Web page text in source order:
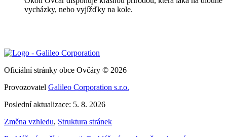
vycházky, nebo vyjížďky na kole.
Oficiální stránky obce Ovčáry © 2026
Provozovatel Galileo Corporation s.r.o.
Poslední aktualizace: 5. 8. 2026
Změna vzhledu, Struktura stránek